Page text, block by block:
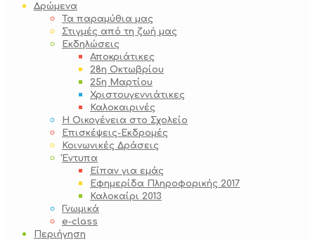
Δρώμενα
Τα παραμύθια μας
Στιγμές από τη ζωή μας
Εκδηλώσεις
Αποκριάτικες
28η Οκτωβρίου
25η Μαρτίου
Χριστουγεννιάτικες
Καλοκαιρινές
Η Οικογένεια στο Σχολείο
Επισκέψεις-Εκδρομές
Κοινωνικές Δράσεις
Έντυπα
Είπαν για εμάς
Εφημερίδα Πληροφορικής 2017
Καλοκαίρι 2013
Γνωμικά
e-class
Περιήγηση